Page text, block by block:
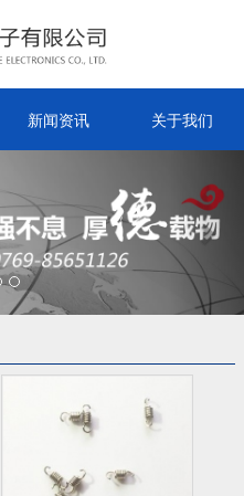
新闻资讯 关于我们